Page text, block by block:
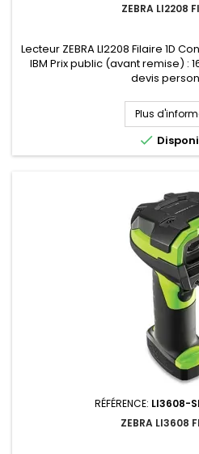
ZEBRA LI2208
Lecteur ZEBRA LI2208 Filaire 1D
IBM Prix public (avant remise) :
devis
Plus

RÉFÉRENCE: LI3608-
ZEBRA LI3608